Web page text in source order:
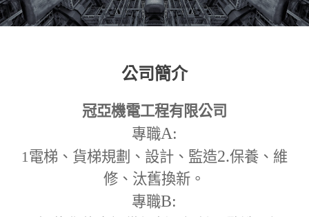
公司簡介
冠亞機電工程有限公司
專職A:
1電梯、貨梯規劃、設計、監造2.保養、維
修、汰舊換新。
專職B: